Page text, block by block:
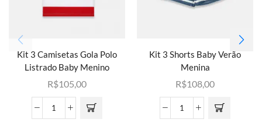
Kit 3 Camisetas Gola Polo
Listrado Baby Menino
R$105,00
Kit 3 Shorts Baby Verão
Menina
R$108,00